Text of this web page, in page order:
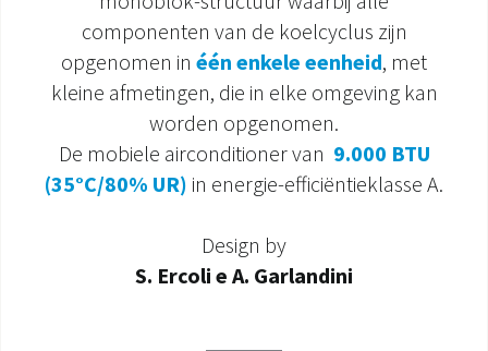
DOCUMENTATIE PRODUCTEN
componenten van de koelcyclus zijn
opgenomen in één enkele eenheid, met
kleine afmetingen, die in elke omgeving kan
worden opgenomen.
De mobiele airconditioner van 9.000 BTU
(35°C/80% UR) in energie-efficiëntieklasse A.
Design by
S. Ercoli e A. Garlandini